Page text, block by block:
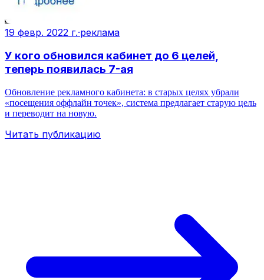
19 февр. 2022 г.·реклама
У кого обновился кабинет до 6 целей,
теперь появилась 7-ая
Обновление рекламного кабинета: в старых целях убрали
«посещения оффлайн точек», система предлагает старую цель
и переводит на новую.
Читать публикацию